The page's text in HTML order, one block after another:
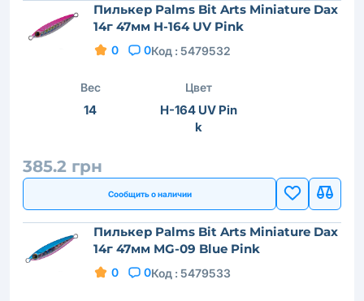
Пилькер Palms Bit Arts Miniature Dax
14г 47мм H-164 UV Pink
0 0Код : 5479532
Вес
14
Цвет
H-164 UV Pin
k
385.2 грн
Сообщить о наличии
Пилькер Palms Bit Arts Miniature Dax
14г 47мм MG-09 Blue Pink
0 0Код : 5479533